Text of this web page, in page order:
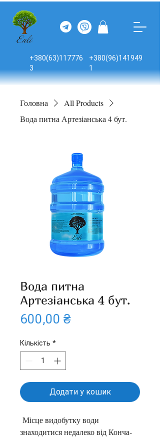
+380(63)117776
3
+380(96)141949
1
Головна
All Products
Вода питна Артезіанська 4 бут.
Вода питна
Артезіанська 4 бут.
600,00 ₴Ціна
Кількість *
Додати у кошик
Місце видобутку води
знаходитися недалеко від Конча-